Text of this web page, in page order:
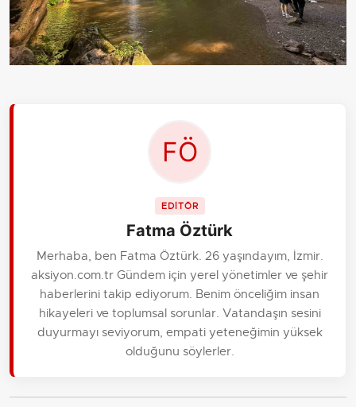
EDİTÖR
Fatma Öztürk
Merhaba, ben Fatma Öztürk. 26 yaşındayım, İzmir.
aksiyon.com.tr Gündem için yerel yönetimler ve şehir
haberlerini takip ediyorum. Benim önceliğim insan
hikayeleri ve toplumsal sorunlar. Vatandaşın sesini
duyurmayı seviyorum, empati yeteneğimin yüksek
olduğunu söylerler.